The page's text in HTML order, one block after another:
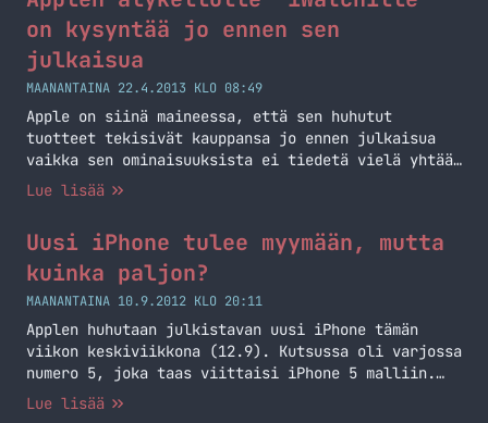
on kysyntää jo ennen sen
julkaisua
MAANANTAINA 22.4.2013 KLO 08:49
Apple on siinä maineessa, että sen huhutut
tuotteet tekisivät kauppansa jo ennen julkaisua
vaikka sen ominaisuuksista ei tiedetä vielä yhtään
mitään. Tämä on Applelle jo hirveän hyvä tilanne
amerikkalaisista ostaisi huhutun ”iWatchin”. 5%
vastaajista ilmoitti erittäin todennäköisesti
ostavansa tulevan iWatchin. Lisäksi 14%… Jatka
lukemista Applen älykellolle ”iWatchille” on
kysyntää jo ennen sen julkaisua
Lue lisää
Uusi iPhone tulee myymään, mutta
kuinka paljon?
MAANANTAINA 10.9.2012 KLO 20:11
Applen huhutaan julkistavan uusi iPhone tämän
viikon keskiviikkona (12.9). Kutsussa oli varjossa
numero 5, joka taas viittaisi iPhone 5 malliin.
Tämä ei kuitenkaan ole mitenkään varmaa, että onko
Lue lisää